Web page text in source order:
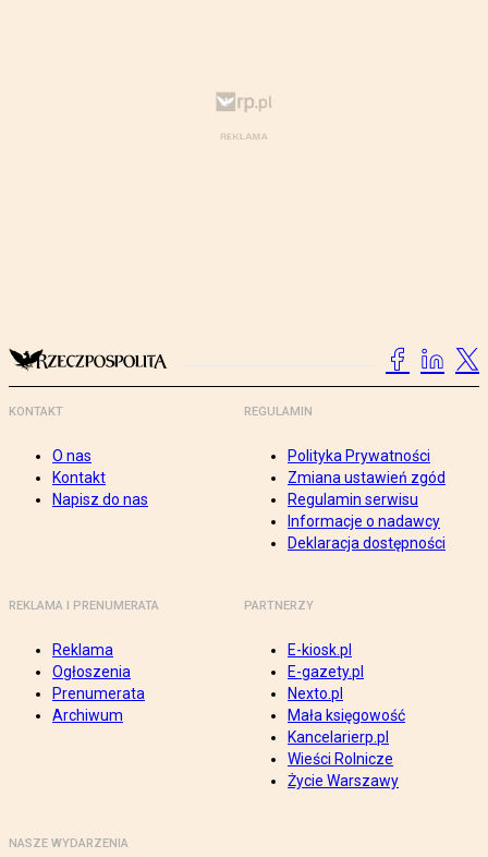
KONTAKT
O nas
Kontakt
Napisz do nas
REGULAMIN
Polityka Prywatności
Zmiana ustawień zgód
Regulamin serwisu
Informacje o nadawcy
Deklaracja dostępności
REKLAMA I PRENUMERATA
Reklama
Ogłoszenia
Prenumerata
Archiwum
PARTNERZY
E-kiosk.pl
E-gazety.pl
Nexto.pl
Mała księgowość
Kancelarierp.pl
Wieści Rolnicze
Życie Warszawy
NASZE WYDARZENIA